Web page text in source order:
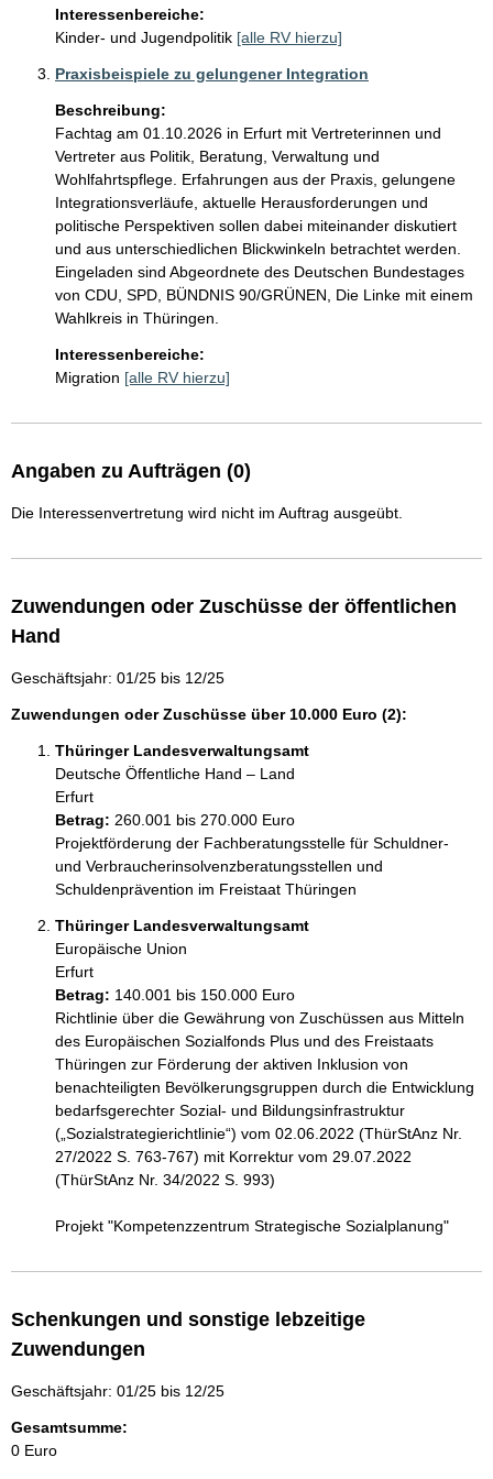
Interessenbereiche:
Kinder- und Jugendpolitik [alle RV hierzu]
Praxisbeispiele zu gelungener Integration
Beschreibung:
Fachtag am 01.10.2026 in Erfurt mit Vertreterinnen und
Vertreter aus Politik, Beratung, Verwaltung und
Wohlfahrtspflege. Erfahrungen aus der Praxis, gelungene
Integrationsverläufe, aktuelle Herausforderungen und
politische Perspektiven sollen dabei miteinander diskutiert
und aus unterschiedlichen Blickwinkeln betrachtet werden.
Eingeladen sind Abgeordnete des Deutschen Bundestages
von CDU, SPD, BÜNDNIS 90/GRÜNEN, Die Linke mit einem
Wahlkreis in Thüringen.
Interessenbereiche:
Migration [alle RV hierzu]
Angaben zu Aufträgen (0)
Die Interessenvertretung wird nicht im Auftrag ausgeübt.
Zuwendungen oder Zuschüsse der öffentlichen
Hand
Geschäftsjahr: 01/25 bis 12/25
Zuwendungen oder Zuschüsse über 10.000 Euro (2):
Thüringer Landesverwaltungsamt
Deutsche Öffentliche Hand – Land
Erfurt
Betrag: 260.001 bis 270.000 Euro
Projektförderung der Fachberatungsstelle für Schuldner-
und Verbraucherinsolvenzberatungsstellen und
Schuldenprävention im Freistaat Thüringen
Thüringer Landesverwaltungsamt
Europäische Union
Erfurt
Betrag: 140.001 bis 150.000 Euro
Richtlinie über die Gewährung von Zuschüssen aus Mitteln
des Europäischen Sozialfonds Plus und des Freistaats
Thüringen zur Förderung der aktiven Inklusion von
benachteiligten Bevölkerungsgruppen durch die Entwicklung
bedarfsgerechter Sozial- und Bildungsinfrastruktur
(„Sozialstrategierichtlinie“) vom 02.06.2022 (ThürStAnz Nr.
27/2022 S. 763-767) mit Korrektur vom 29.07.2022
(ThürStAnz Nr. 34/2022 S. 993)
Projekt "Kompetenzzentrum Strategische Sozialplanung"
Schenkungen und sonstige lebzeitige
Zuwendungen
Geschäftsjahr: 01/25 bis 12/25
Gesamtsumme:
0 Euro